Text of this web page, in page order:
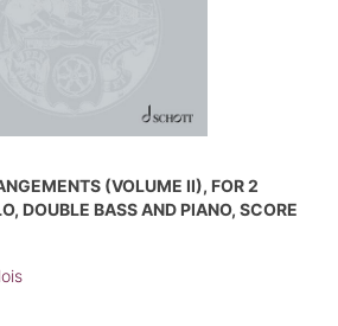
(VOLUME II), FOR 2
DOUBLE BASS AND PIANO, SCORE